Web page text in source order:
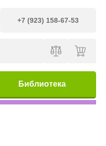
+7 (923) 158-67-53
Библиотека